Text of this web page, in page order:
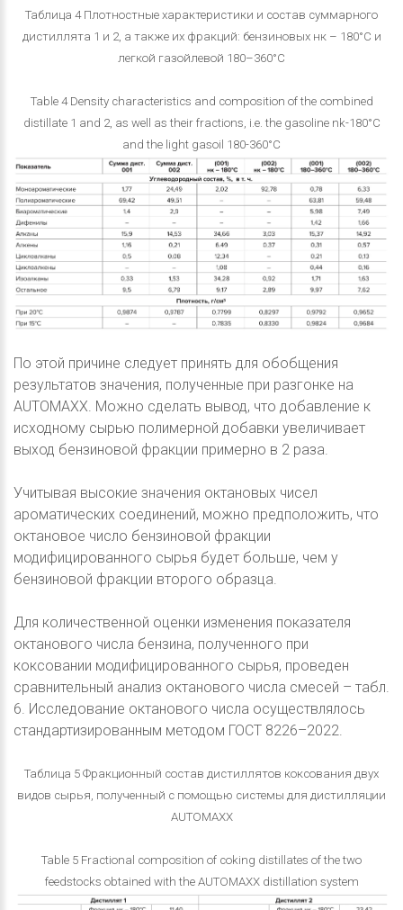
Таблица 4 Плотностные характеристики и состав суммарного
дистиллята 1 и 2, а также их фракций: бензиновых нк – 180°С и
легкой газойлевой 180–360°С
Table 4 Density characteristics and composition of the combined
distillate 1 and 2, as well as their fractions, i.e. the gasoline nk-180°C
and the light gasoil 180-360°C
По этой причине следует принять для обобщения
результатов значения, полученные при разгонке на
AUTOMAXX. Можно сделать вывод, что добавление к
исходному сырью полимерной добавки увеличивает
выход бензиновой фракции примерно в 2 раза.
Учитывая высокие значения октановых чисел
ароматических соединений, можно предположить, что
октановое число бензиновой фракции
модифицированного сырья будет больше, чем у
бензиновой фракции второго образца.
Для количественной оценки изменения показателя
октанового числа бензина, полученного при
коксовании модифицированного сырья, проведен
сравнительный анализ октанового числа смесей – табл.
6. Исследование октанового числа осуществлялось
стандартизированным методом ГОСТ 8226–2022.
Таблица 5 Фракционный состав дистиллятов коксования двух
видов сырья, полученный с помощью системы для дистилляции
AUTOMAXX
Table 5 Fractional composition of coking distillates of the two
feedstocks obtained with the AUTOMAXX distillation system